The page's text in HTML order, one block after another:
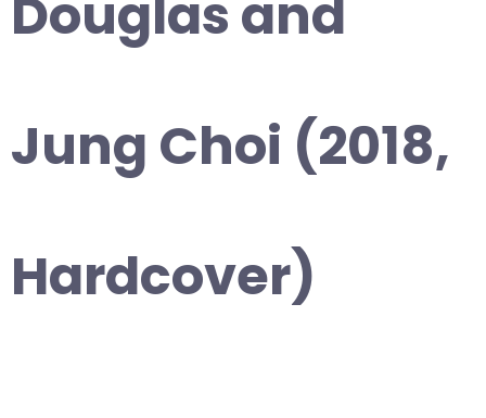
Douglas and
Jung Choi (2018,
Hardcover)